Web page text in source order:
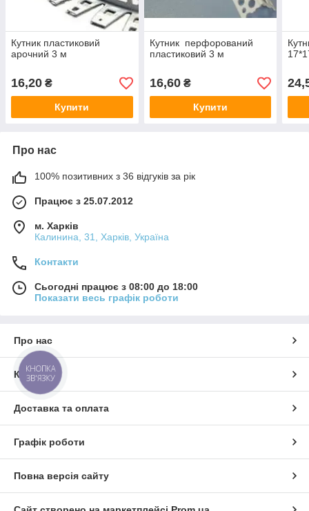
Кутник пластиковий
арочний 3 м
16,20 ₴
Купити
Кутник перфорований
пластиковий 3 м
16,60₴
Купити
Про нас
100% позитивних з 36 відгуків за рік
Працює з 25.07.2012
м. Харків
Калинина, 31, Харків, Україна
Контакти
Сьогодні працює з 08:00 до 18:00
Показати весь графік роботи
Про нас
Контакти
Доставка та оплата
Графік роботи
Повна версія сайту
КНОПКА
ЗВ'ЯЗКУ